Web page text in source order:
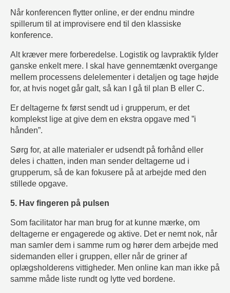
Når konferencen flytter online, er der endnu mindre
spillerum til at improvisere end til den klassiske
konference.
Alt kræver mere forberedelse. Logistik og lavpraktik fylder
ganske enkelt mere. I skal have gennemtænkt overgange
mellem processens delelementer i detaljen og tage højde
for, at hvis noget går galt, så kan I gå til plan B eller C.
Er deltagerne fx først sendt ud i grupperum, er det
komplekst lige at give dem en ekstra opgave med ”i
hånden”.
Sørg for, at alle materialer er udsendt på forhånd eller
deles i chatten, inden man sender deltagerne ud i
grupperum, så de kan fokusere på at arbejde med den
stillede opgave.
5. Hav fingeren på pulsen
Som facilitator har man brug for at kunne mærke, om
deltagerne er engagerede og aktive. Det er nemt nok, når
man samler dem i samme rum og hører dem arbejde med
sidemanden eller i gruppen, eller når de griner af
oplægsholderens vittigheder. Men online kan man ikke på
samme måde liste rundt og lytte ved bordene.